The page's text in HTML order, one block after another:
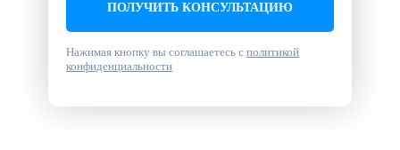
ПОЛУЧИТЬ КОНСУЛЬТАЦИЮ
Нажимая кнопку вы соглашаетесь с политикой
конфиденциальности